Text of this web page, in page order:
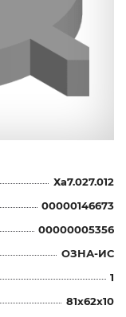
Ха7.027.012
00000146673
00000005356
ОЗНА-ИС
1
81x62x10